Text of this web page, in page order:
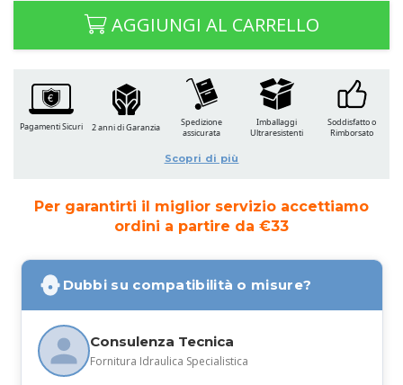
AGGIUNGI AL CARRELLO
Per garantirti il miglior servizio accettiamo
ordini a partire da €33
Dubbi su compatibilità o misure?
Consulenza Tecnica
Fornitura Idraulica Specialistica
Pagamenti Sicuri 2 anni di Garanzia
Spedizione
assicurata
Imballaggi
Ultraresistenti
Soddisfatto o
Rimborsato
Scopri di più